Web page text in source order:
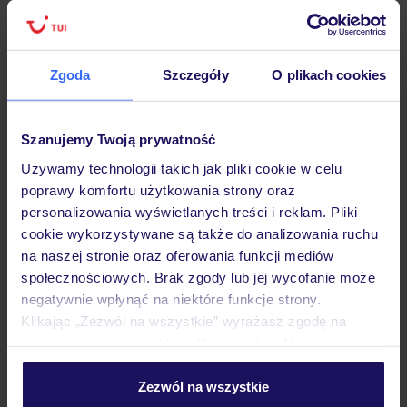
Zgoda Szczegóły O plikach cookies
Szanujemy Twoją prywatność
Używamy technologii takich jak pliki cookie w celu
poprawy komfortu użytkowania strony oraz
personalizowania wyświetlanych treści i reklam. Pliki
cookie wykorzystywane są także do analizowania ruchu
na naszej stronie oraz oferowania funkcji mediów
społecznościowych. Brak zgody lub jej wycofanie może
negatywnie wpłynąć na niektóre funkcje strony.
Klikając „Zezwól na wszystkie” wyrażasz zgodę na
personalizować swój wybór wchodząc w zakładkę
Zezwól na wszystkie
Hotel
Opinie
Pokoje
Wyżywienie